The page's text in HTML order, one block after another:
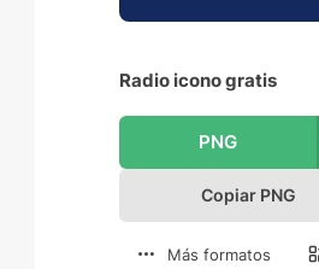
Radio icono gratis
PNG
Copiar PNG
Más formatos